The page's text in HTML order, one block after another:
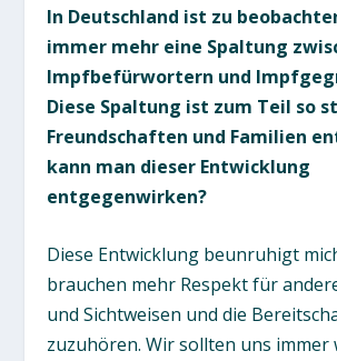
In Deutschland ist zu
immer mehr eine Spaltung
Impfbefürwortern und
Diese Spaltung ist zum Teil so
Freundschaften und Familien
kann man dieser Entwicklung
entgegenwirken?
Diese Entwicklung beunruhigt
brauchen mehr Respekt für
und Sichtweisen und die
zuzuhören. Wir sollten uns immer